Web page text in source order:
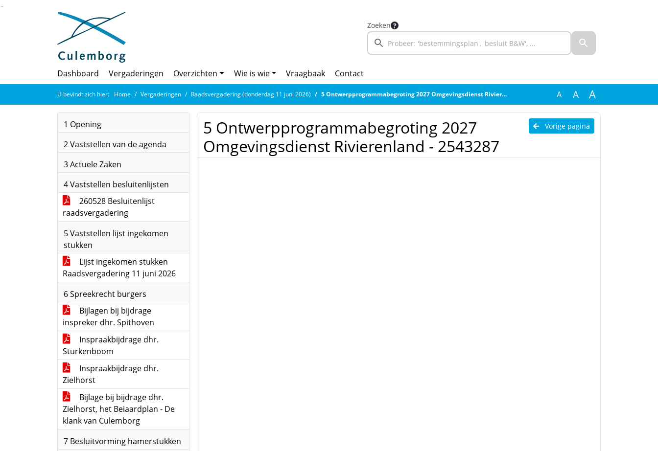
Ga naar de inhoud van deze pagina
Ga naar het zoeken
Ga naar het menu
Zoeken
Dashboard Vergaderingen Overzichten Wie is wie Vraagbaak Contact
U bevindt zich hier: Home Vergaderingen Raadsvergadering (donderdag 11 juni 2026) 5 Ontwerpprogrammabegroting 2027 Omgevingsdienst Rivierenland - 2543287 A A A
1 Opening
2 Vaststellen van de agenda
3 Actuele Zaken
4 Vaststellen besluitenlijsten
260528 Besluitenlijst
raadsvergadering
5 Vaststellen lijst ingekomen
stukken
Lijst ingekomen stukken
Raadsvergadering 11 juni 2026
6 Spreekrecht burgers
Bijlagen bij bijdrage
inspreker dhr. Spithoven
Inspraakbijdrage dhr.
Sturkenboom
Inspraakbijdrage dhr.
Zielhorst
Bijlage bij bijdrage dhr.
Zielhorst, het Beiaardplan - De
klank van Culemborg
7 Besluitvorming hamerstukken
Vorige pagina
5 Ontwerpprogrammabegroting 2027
Omgevingsdienst Rivierenland - 2543287